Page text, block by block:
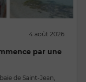
4 août 2026
par une
de Saint-Jean,